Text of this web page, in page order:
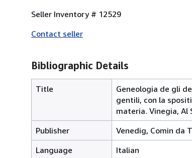
Seller Inventory # 12529
Contact seller
Bibliographic Details
Title
Geneologia de gli
gentili, con la
materia. Vinegia,
Publisher
Venedig, Comin da
Language
Italian